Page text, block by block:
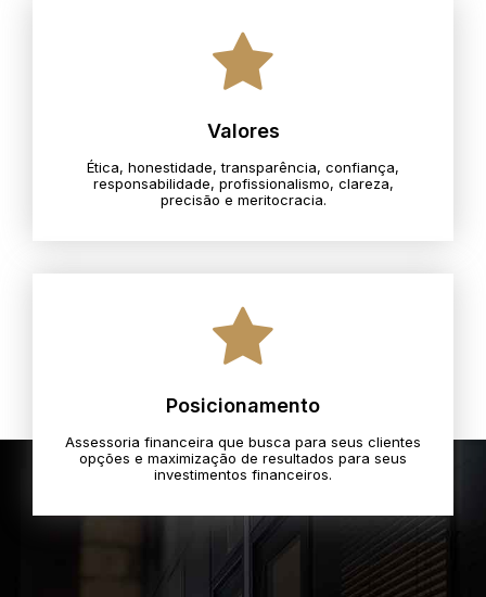
Valores
Ética, honestidade, transparência, confiança,
responsabilidade, profissionalismo, clareza,
precisão e meritocracia.​
Posicionamento
Assessoria financeira que busca para seus clientes
opções e maximização de resultados para seus
investimentos financeiros.